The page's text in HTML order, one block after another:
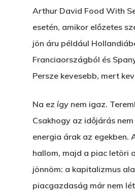
Arthur David Food With
esetén, amikor előzetes
jön áru például
Franciaországból és
Persze kevesebb, mert
Na ez így nem igaz.
Csakhogy az időjárás
energia árak az egekben.
hallom, majd a piac letöri
jönnöm: a kapitalizmus
piacgazdaság már nem